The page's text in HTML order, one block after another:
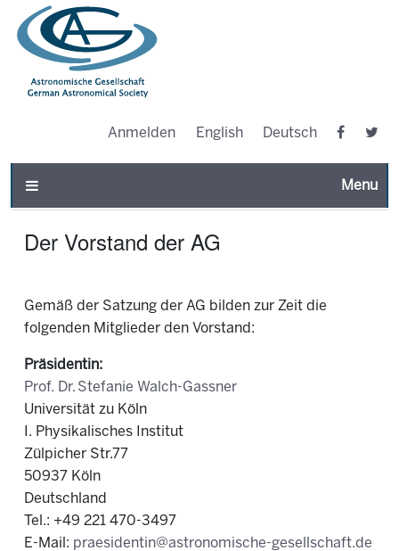
Anmelden English Deutsch
Toggle
Der Vorstand der AG
Gemäß der Satzung der AG bilden zur Zeit die
folgenden Mitglieder den Vorstand:
Präsidentin:
Prof. Dr. Stefanie Walch-Gassner
Universität zu Köln
I. Physikalisches Institut
Zülpicher Str.77
50937 Köln
Deutschland
Tel.: +49 221 470-3497
E-Mail: praesidentin@astronomische-gesellschaft.de